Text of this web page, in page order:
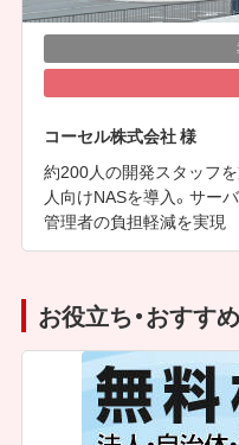
コーセル株式会社 様
約200人の開発スタッフ
人向けNASを導入。サー
管理者の負担軽減を実現
お役立ち・おすす